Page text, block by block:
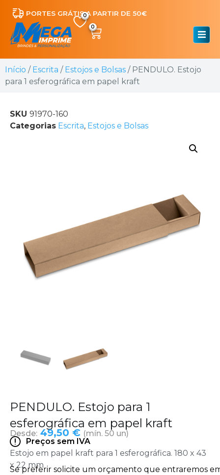
PORTES GRÁTIS A PARTIR DE 50€
0
Início / Escrita / Estojos e Bolsas / PENDULO. Estojo
para 1 esferográfica em papel kraft
SKU 91970-160
Categorias Escrita, Estojos e Bolsas
PENDULO. Estojo para 1
esferográfica em papel kraft
Desde: 49,50 € (mín. 50 un)
Preços sem IVA
Estojo em papel kraft para 1 esferográfica. 180 x 43
x 22 mm